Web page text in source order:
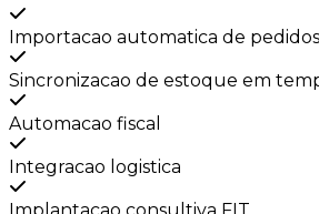
Importacao automatica de pedidos
Sincronizacao de estoque em
Automacao fiscal
Integracao logistica